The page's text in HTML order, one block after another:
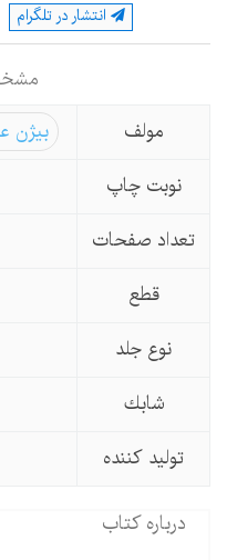
انتشار در تلگرام
مولف
بیژن
نوبت چاپ
تعداد صفحات
قطع
نوع جلد
شابك
تولید كننده
درباره کتاب